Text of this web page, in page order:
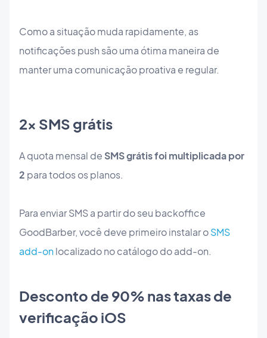
Como a situação muda rapidamente, as
notificações push são uma ótima maneira de
manter uma comunicação proativa e regular.
2x SMS grátis
A quota mensal de SMS grátis foi multiplicada por
2 para todos os planos.
Para enviar SMS a partir do seu backoffice
GoodBarber, você deve primeiro instalar oSMS
add-onlocalizado no catálogo do add-on.
Desconto de 90% nas taxas de
verificação iOS